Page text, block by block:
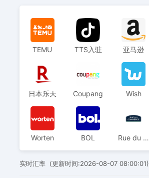
TEMU TTS入驻 亚马逊
日本乐天 Coupang Wish
Worten BOL Rue du Commerce
实时汇率 (更新时间:2026-08-07 08:00:01)